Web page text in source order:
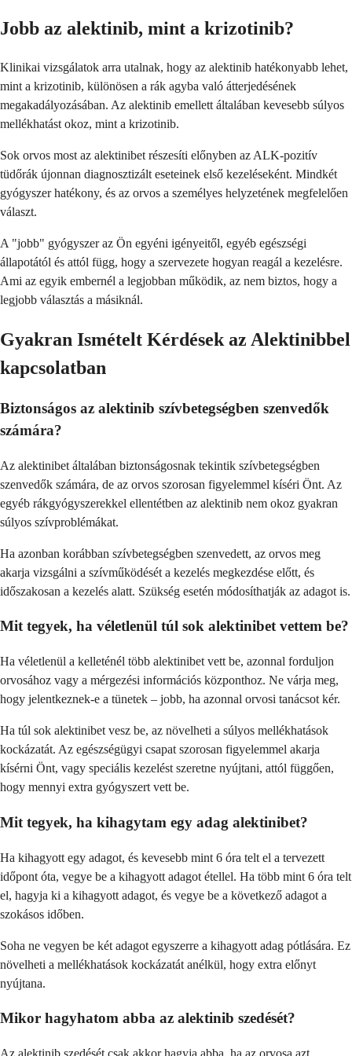
Jobb az alektinib, mint a krizotinib?
Klinikai vizsgálatok arra utalnak, hogy az alektinib hatékonyabb lehet,
mint a krizotinib, különösen a rák agyba való átterjedésének
megakadályozásában. Az alektinib emellett általában kevesebb súlyos
mellékhatást okoz, mint a krizotinib.
Sok orvos most az alektinibet részesíti előnyben az ALK-pozitív
tüdőrák újonnan diagnosztizált eseteinek első kezeléseként. Mindkét
gyógyszer hatékony, és az orvos a személyes helyzetének megfelelően
választ.
A "jobb" gyógyszer az Ön egyéni igényeitől, egyéb egészségi
állapotától és attól függ, hogy a szervezete hogyan reagál a kezelésre.
Ami az egyik embernél a legjobban működik, az nem biztos, hogy a
legjobb választás a másiknál.
Gyakran Ismételt Kérdések az Alektinibbel
kapcsolatban
Biztonságos az alektinib szívbetegségben szenvedők
számára?
Az alektinibet általában biztonságosnak tekintik szívbetegségben
szenvedők számára, de az orvos szorosan figyelemmel kíséri Önt. Az
egyéb rákgyógyszerekkel ellentétben az alektinib nem okoz gyakran
súlyos szívproblémákat.
Ha azonban korábban szívbetegségben szenvedett, az orvos meg
akarja vizsgálni a szívműködését a kezelés megkezdése előtt, és
időszakosan a kezelés alatt. Szükség esetén módosíthatják az adagot is.
Mit tegyek, ha véletlenül túl sok alektinibet vettem be?
Ha véletlenül a kelleténél több alektinibet vett be, azonnal forduljon
orvosához vagy a mérgezési információs központhoz. Ne várja meg,
hogy jelentkeznek-e a tünetek – jobb, ha azonnal orvosi tanácsot kér.
Ha túl sok alektinibet vesz be, az növelheti a súlyos mellékhatások
kockázatát. Az egészségügyi csapat szorosan figyelemmel akarja
kísérni Önt, vagy speciális kezelést szeretne nyújtani, attól függően,
hogy mennyi extra gyógyszert vett be.
Mit tegyek, ha kihagytam egy adag alektinibet?
Ha kihagyott egy adagot, és kevesebb mint 6 óra telt el a tervezett
időpont óta, vegye be a kihagyott adagot étellel. Ha több mint 6 óra telt
el, hagyja ki a kihagyott adagot, és vegye be a következő adagot a
szokásos időben.
Soha ne vegyen be két adagot egyszerre a kihagyott adag pótlására. Ez
növelheti a mellékhatások kockázatát anélkül, hogy extra előnyt
nyújtana.
Mikor hagyhatom abba az alektinib szedését?
Az alektinib szedését csak akkor hagyja abba, ha az orvosa azt